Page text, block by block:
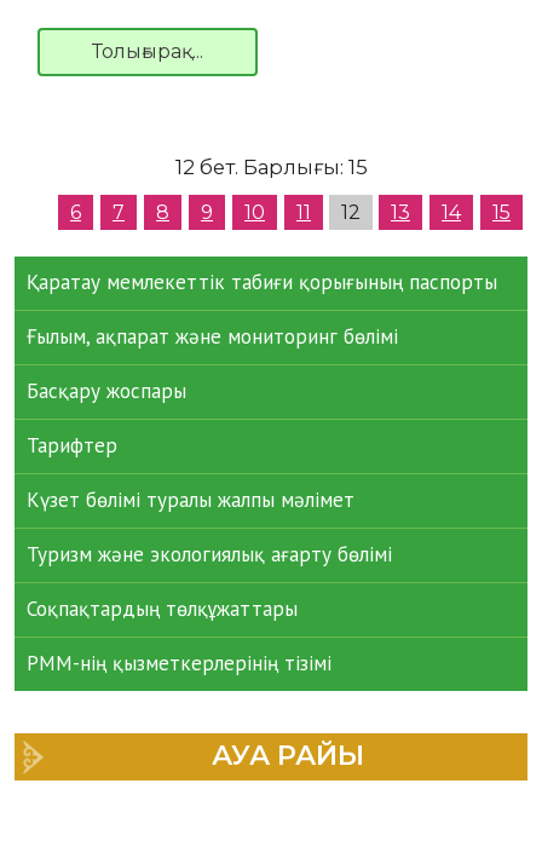
Толығырақ...
12 бет. Барлығы: 15
6 7 8 9 10 11 12 13 14 15
Қаратау мемлекеттік табиғи қорығының паспорты
Ғылым, ақпарат және мониторинг бөлімі
Басқару жоспары
Тарифтер
Күзет бөлімі туралы жалпы мәлімет
Туризм және экологиялық ағарту бөлімі
Соқпақтардың төлқұжаттары
РММ-нің қызметкерлерінің тізімі
АУА РАЙЫ